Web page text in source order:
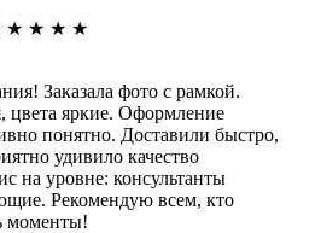
★ ★ ★ ★
Заказала фото с рамкой.
цвета яркие. Оформление
понятно. Доставили быстро,
удивило качество
на уровне: консультанты
Рекомендую всем, кто
моменты!